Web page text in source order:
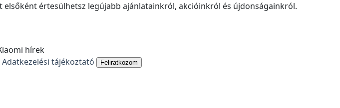
értesülhetsz legújabb ajánlatainkról, akcióinkról és újdonságainkról.
hírek
Adatkezelési tájékoztató
Feliratkozom